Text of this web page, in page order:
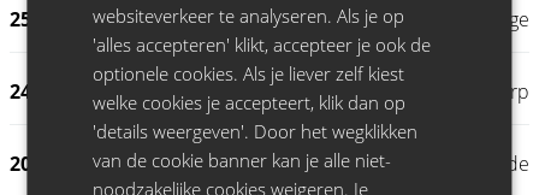
25.03.26 Stadsschouwburg, Brugge
24.03.26 Zuiderpershuis, Antwerp
20.03.26 GC De Bunder, Moorslede
websiteverkeer te analyseren. Als je op
'alles accepteren' klikt, accepteer je ook de
optionele cookies. Als je liever zelf kiest
welke cookies je accepteert, klik dan op
'details weergeven'. Door het wegklikken
van de cookie banner kan je alle niet-
noodzakelijke cookies weigeren. Je